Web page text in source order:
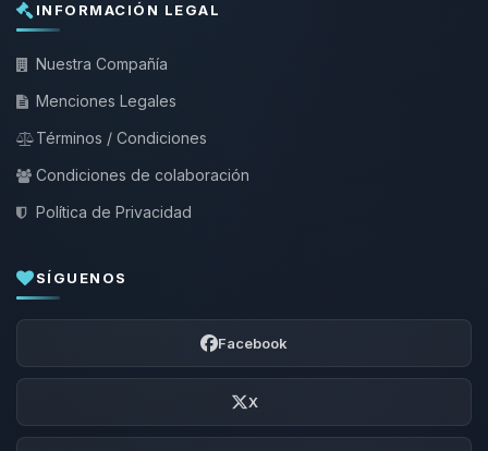
INFORMACIÓN LEGAL
Nuestra Compañía
Menciones Legales
Términos / Condiciones
Condiciones de colaboración
Política de Privacidad
SÍGUENOS
Facebook
X